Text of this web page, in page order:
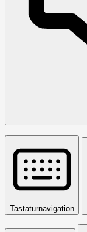
Tastaturnavigation